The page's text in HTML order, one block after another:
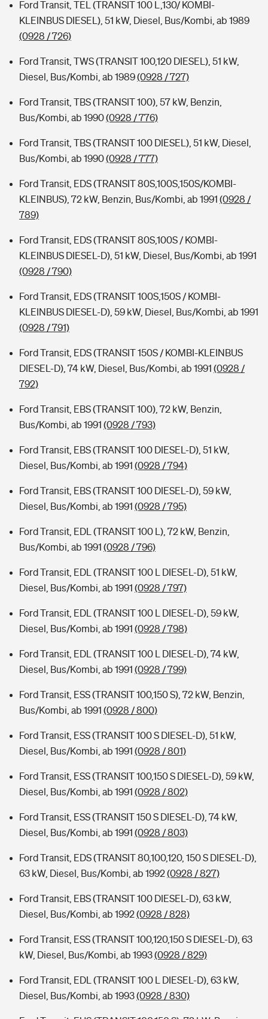
Ford Transit, TEL (TRANSIT 100 L,130/ KOMBI-
KLEINBUS DIESEL), 51 kW, Diesel, Bus/Kombi, ab 1989
(0928 / 726)
Ford Transit, TWS (TRANSIT 100,120 DIESEL), 51 kW,
Diesel, Bus/Kombi, ab 1989(0928 / 727)
Ford Transit, TBS (TRANSIT 100), 57 kW, Benzin,
Bus/Kombi, ab 1990(0928 / 776)
Ford Transit, TBS (TRANSIT 100 DIESEL), 51 kW, Diesel,
Bus/Kombi, ab 1990(0928 / 777)
Ford Transit, EDS (TRANSIT 80S,100S,150S/KOMBI-
KLEINBUS), 72 kW, Benzin, Bus/Kombi, ab 1991 (0928 /
789)
Ford Transit, EDS (TRANSIT 80S,100S / KOMBI-
KLEINBUS DIESEL-D), 51 kW, Diesel, Bus/Kombi, ab 1991
(0928 / 790)
Ford Transit, EDS (TRANSIT 100S,150S / KOMBI-
KLEINBUS DIESEL-D), 59 kW, Diesel, Bus/Kombi, ab 1991
(0928 / 791)
Ford Transit, EDS (TRANSIT 150S / KOMBI-KLEINBUS
DIESEL-D), 74 kW, Diesel, Bus/Kombi, ab 1991 (0928 /
792)
Ford Transit, EBS (TRANSIT 100), 72 kW, Benzin,
Bus/Kombi, ab 1991 (0928 / 793)
Ford Transit, EBS (TRANSIT 100 DIESEL-D), 51 kW,
Diesel, Bus/Kombi, ab 1991 (0928 / 794)
Ford Transit, EBS (TRANSIT 100 DIESEL-D), 59 kW,
Diesel, Bus/Kombi, ab 1991 (0928 / 795)
Ford Transit, EDL (TRANSIT 100 L), 72 kW, Benzin,
Bus/Kombi, ab 1991 (0928 / 796)
Ford Transit, EDL (TRANSIT 100 L DIESEL-D), 51 kW,
Diesel, Bus/Kombi, ab 1991 (0928 / 797)
Ford Transit, EDL (TRANSIT 100 L DIESEL-D), 59 kW,
Diesel, Bus/Kombi, ab 1991 (0928 / 798)
Ford Transit, EDL (TRANSIT 100 L DIESEL-D), 74 kW,
Diesel, Bus/Kombi, ab 1991 (0928 / 799)
Ford Transit, ESS (TRANSIT 100,150 S), 72 kW, Benzin,
Bus/Kombi, ab 1991 (0928 / 800)
Ford Transit, ESS (TRANSIT 100 S DIESEL-D), 51 kW,
Diesel, Bus/Kombi, ab 1991 (0928 / 801)
Ford Transit, ESS (TRANSIT 100,150 S DIESEL-D), 59 kW,
Diesel, Bus/Kombi, ab 1991 (0928 / 802)
Ford Transit, ESS (TRANSIT 150 S DIESEL-D), 74 kW,
Diesel, Bus/Kombi, ab 1991 (0928 / 803)
Ford Transit, EDS (TRANSIT 80,100,120, 150 S DIESEL-D),
63 kW, Diesel, Bus/Kombi, ab 1992(0928 / 827)
Ford Transit, EBS (TRANSIT 100 DIESEL-D), 63 kW,
Diesel, Bus/Kombi, ab 1992(0928 / 828)
Ford Transit, ESS (TRANSIT 100,120,150 S DIESEL-D), 63
kW, Diesel, Bus/Kombi, ab 1993(0928 / 829)
Ford Transit, EDL (TRANSIT 100 L DIESEL-D), 63 kW,
Diesel, Bus/Kombi, ab 1993(0928 / 830)